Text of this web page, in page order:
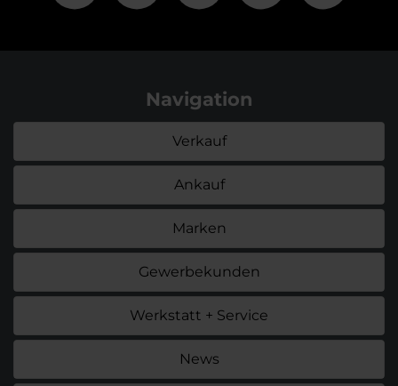
Navigation
Verkauf
Ankauf
Marken
Gewerbekunden
Werkstatt + Service
News